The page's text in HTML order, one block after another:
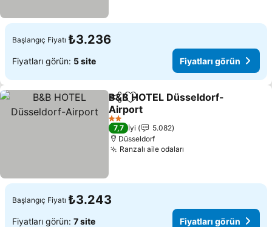
Başlangıç Fiyatı ₺3.236
Fiyatları görün: 5 site Fiyatları görün
PaylaşFavorilerime ekle
B&B HOTEL Düsseldorf-
Airport
Fiyatları görün
2 Yıldız
7,7 İyi
5.082
Düsseldorf
Ranzalı aile odaları
Başlangıç Fiyatı ₺3.243
Fiyatları görün: 7 site Fiyatları görün